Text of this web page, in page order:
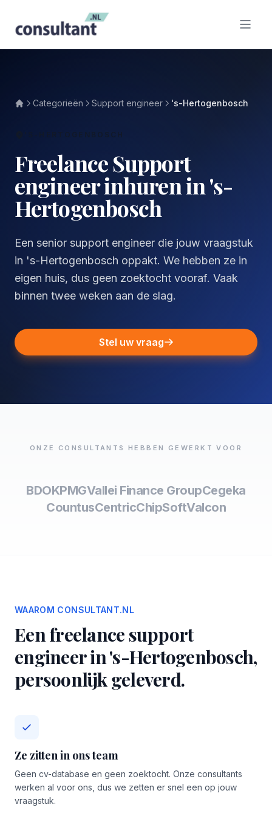
Categorieën Support engineer 's-Hertogenbosch
'S-HERTOGENBOSCH
Freelance Support
engineer inhuren in 's-
Hertogenbosch
Een senior support engineer die jouw vraagstuk
in 's-Hertogenbosch oppakt. We hebben ze in
eigen huis, dus geen zoektocht vooraf. Vaak
binnen twee weken aan de slag.
Stel uw vraag
ONZE CONSULTANTS HEBBEN GEWERKT VOOR
BDOKPMGVallei Finance GroupCegeka
CountusCentricChipSoftValcon
WAAROM CONSULTANT.NL
Een freelance support
engineer in 's-Hertogenbosch,
persoonlijk geleverd.
Ze zitten in ons team
Geen cv-database en geen zoektocht. Onze consultants
werken al voor ons, dus we zetten er snel een op jouw
vraagstuk.